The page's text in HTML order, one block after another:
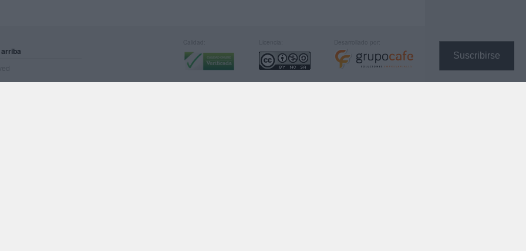
Suscribirse